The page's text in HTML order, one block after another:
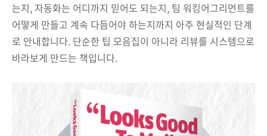
는지, 자동화는 어디까지 믿어도 되는지, 팀 워킹어그리먼트를
어떻게 만들고 계속 다듬어야 하는지까지 아주 현실적인 단계
로 안내합니다. 단순한 팁 모음집이 아니라 리뷰를 시스템으로
바라보게 만드는 책입니다.